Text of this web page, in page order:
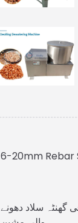
6-20mm Rebar
والی 300 کلوگرام فی گھنٹہ سلاد دھونے